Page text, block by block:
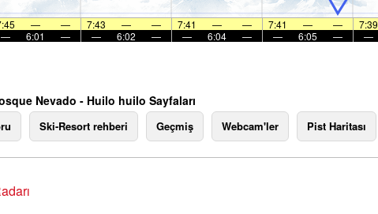
— — 7:43 — — 7:41 — — 7:41 — — 7:39
—
6:01 — — 6:02 — — 6:04 — — 6:05 — —
Nevado - Huilo huilo Sayfaları
Ski-Resort rehberi Geçmiş Webcam'ler Pist Haritası